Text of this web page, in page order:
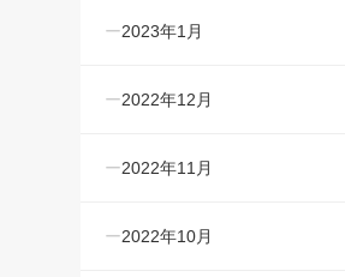
2023年1月
2022年12月
2022年11月
2022年10月